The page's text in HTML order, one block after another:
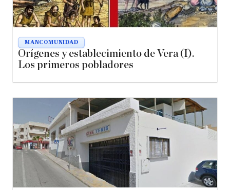
MANCOMUNIDAD
Orígenes y establecimiento de Vera (I).
Los primeros pobladores